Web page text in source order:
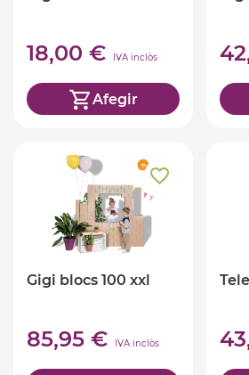
18,00 € IVA inclòs
Afegir
Gigi blocs 100 xxl
85,95 € IVA inclòs